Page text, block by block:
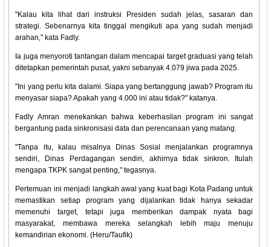
"Kalau kita lihat dari instruksi Presiden sudah jelas, sasaran dan
strategi. Sebenarnya kita tinggal mengikuti apa yang sudah menjadi
arahan," kata Fadly.
Ia juga menyoroti tantangan dalam mencapai target graduasi yang telah
ditetapkan pemerintah pusat, yakni sebanyak 4.079 jiwa pada 2025.
"Ini yang perlu kita dalami. Siapa yang bertanggung jawab? Program itu
menyasar siapa? Apakah yang 4.000 ini atau tidak?" katanya.
Fadly Amran menekankan bahwa keberhasilan program ini sangat
bergantung pada sinkronisasi data dan perencanaan yang matang.
"Tanpa itu, kalau misalnya Dinas Sosial menjalankan programnya
sendiri, Dinas Perdagangan sendiri, akhirnya tidak sinkron. Itulah
mengapa TKPK sangat penting," tegasnya.
Pertemuan ini menjadi langkah awal yang kuat bagi Kota Padang untuk
memastikan setiap program yang dijalankan tidak hanya sekadar
memenuhi target, tetapi juga memberikan dampak nyata bagi
masyarakat, membawa mereka selangkah lebih maju menuju
kemandirian ekonomi. (Heru/Taufik)